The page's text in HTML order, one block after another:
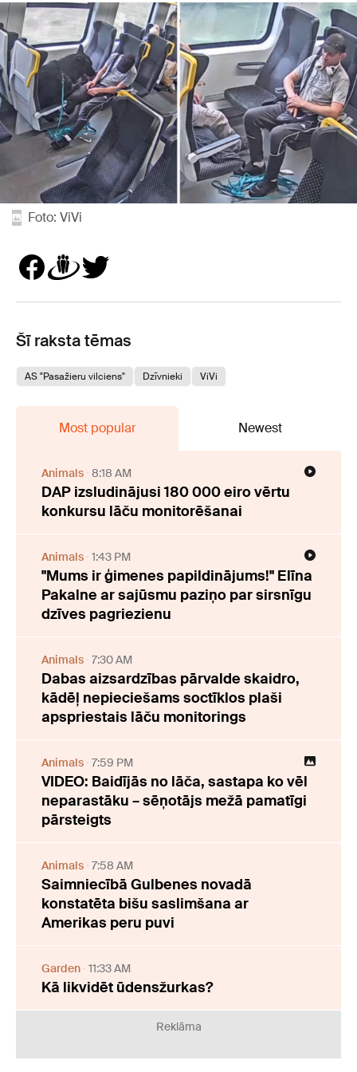
Foto: ViVi
Šī raksta tēmas
AS "Pasažieru vilciens" Dzīvnieki ViVi
Most popular Newest
Animals 8:18 AM
DAP izsludinājusi 180 000 eiro vērtu
konkursu lāču monitorēšanai
Animals 1:43 PM
"Mums ir ģimenes papildinājums!" Elīna
Pakalne ar sajūsmu paziņo par sirsnīgu
dzīves pagriezienu
Animals 7:30 AM
Dabas aizsardzības pārvalde skaidro,
kādēļ nepieciešams soctīklos plaši
apspriestais lāču monitorings
Animals 7:59 PM
VIDEO: Baidījās no lāča, sastapa ko vēl
neparastāku – sēņotājs mežā pamatīgi
pārsteigts
Animals 7:58 AM
Saimniecībā Gulbenes novadā
konstatēta bišu saslimšana ar
Amerikas peru puvi
Garden 11:33 AM
Kā likvidēt ūdensžurkas?
Reklāma